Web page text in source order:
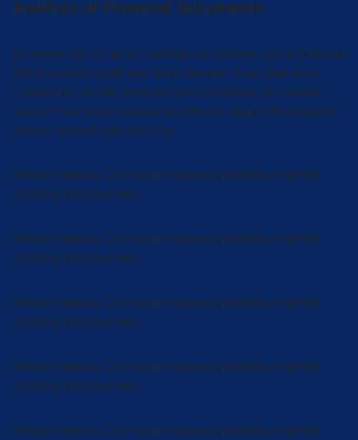
Analisys of Financial Documents
Excepteur sint occaecat cupidatat non proident, sunt in culpa qui
officia deserunt mollit anim id est laborum. Proin diam justo,
scelerisque non felis porta, placerat vestibulum nisi. Aenaen
massa, Cum soolis natoque penatibus et magnis dis parturient
montes nascetur ridiculus mus.
Aenaen massa, Cum soolis natoque penatibus montes
nascetur ridiculus mus.
Aenaen massa, Cum soolis natoque penatibus montes
nascetur ridiculus mus.
Aenaen massa, Cum soolis natoque penatibus montes
nascetur ridiculus mus.
Aenaen massa, Cum soolis natoque penatibus montes
nascetur ridiculus mus.
Aenaen massa, Cum soolis natoque penatibus montes